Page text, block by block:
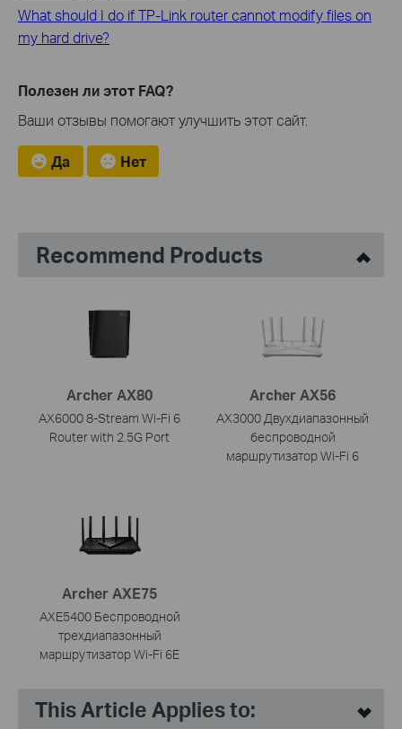
What should I do if TP-Link router cannot modify files on
my hard drive?
Полезен ли этот FAQ?
Ваши отзывы помогают улучшить этот сайт.
Да Нет
Recommend Products
Archer AX80
AX6000 8-Stream Wi-Fi 6
Router with 2.5G Port
Archer AX56
AX3000 Двухдиапазонный
беспроводной
маршрутизатор Wi-Fi 6
Archer AXE75
AXE5400 Беспроводной
трехдиапазонный
маршрутизатор Wi-Fi 6E
This Article Applies to: